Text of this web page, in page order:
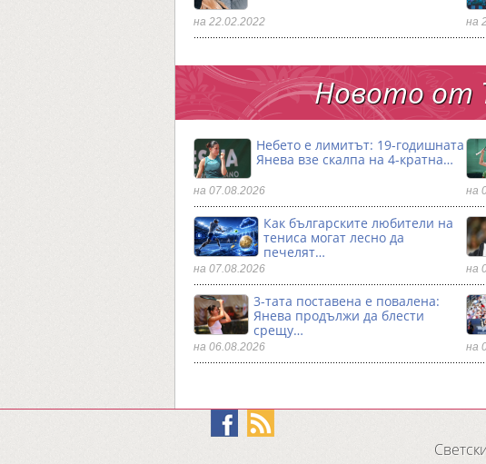
на 22.02.2022 на
Новото от
Небето е лимитът: 19-годишната
Янева взe скалпа на 4-кратна…
на 07.08.2026 на
Как българските любители на
тениса могат лесно да
печелят…
на 07.08.2026 на
3-тата поставена е повалена:
Янева продължи да блести
срещу…
на 06.08.2026 на